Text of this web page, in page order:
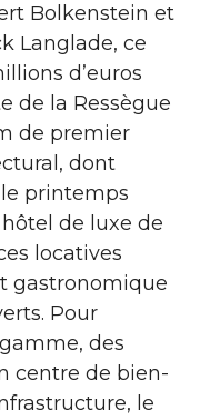
Bolkenstein et
Langlade, ce
d’euros
de la Ressègue
de premier
dont
le printemps
hôtel de luxe de
locatives
gastronomique
Pour
des
centre de bien-
le